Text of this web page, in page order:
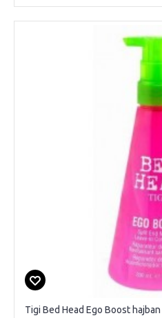
Tigi Bed Head Ego Boost